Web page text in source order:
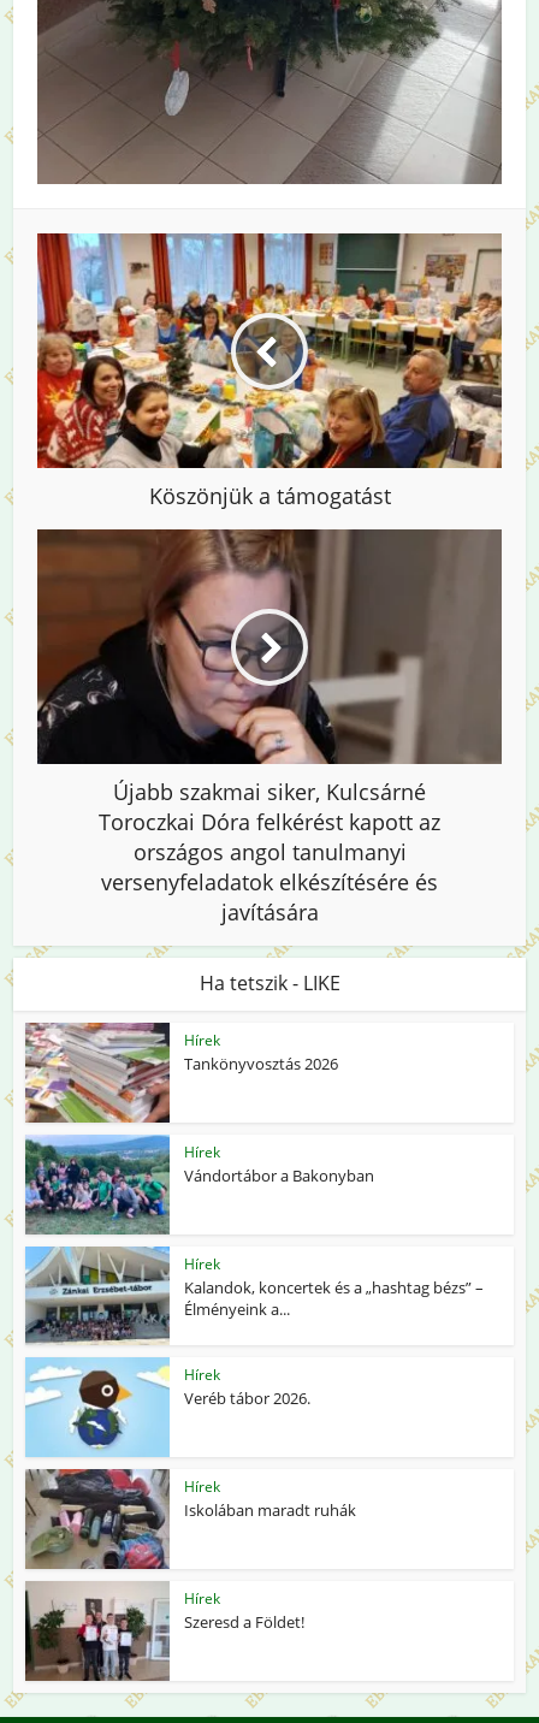
Köszönjük a támogatást
Újabb szakmai siker, Kulcsárné
Toroczkai Dóra felkérést kapott az
országos angol tanulmanyi
versenyfeladatok elkészítésére és
javítására
Ha tetszik - LIKE
Hírek
Tankönyvosztás 2026
Hírek
Vándortábor a Bakonyban
Hírek
Kalandok, koncertek és a „hashtag bézs” –
Élményeink a...
Hírek
Veréb tábor 2026.
Hírek
Iskolában maradt ruhák
Hírek
Szeresd a Földet!